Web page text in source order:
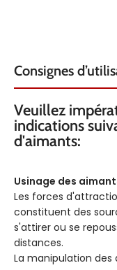
QUALITÉ
MATÉRIAU
ARMATURE
FORCE KG
TEMPÉRATURE
Consignes
Veuillez
indications
d'aimants:
Usinage des
Les forces
constituent des
s'attirer ou se
distances.
La manipulation